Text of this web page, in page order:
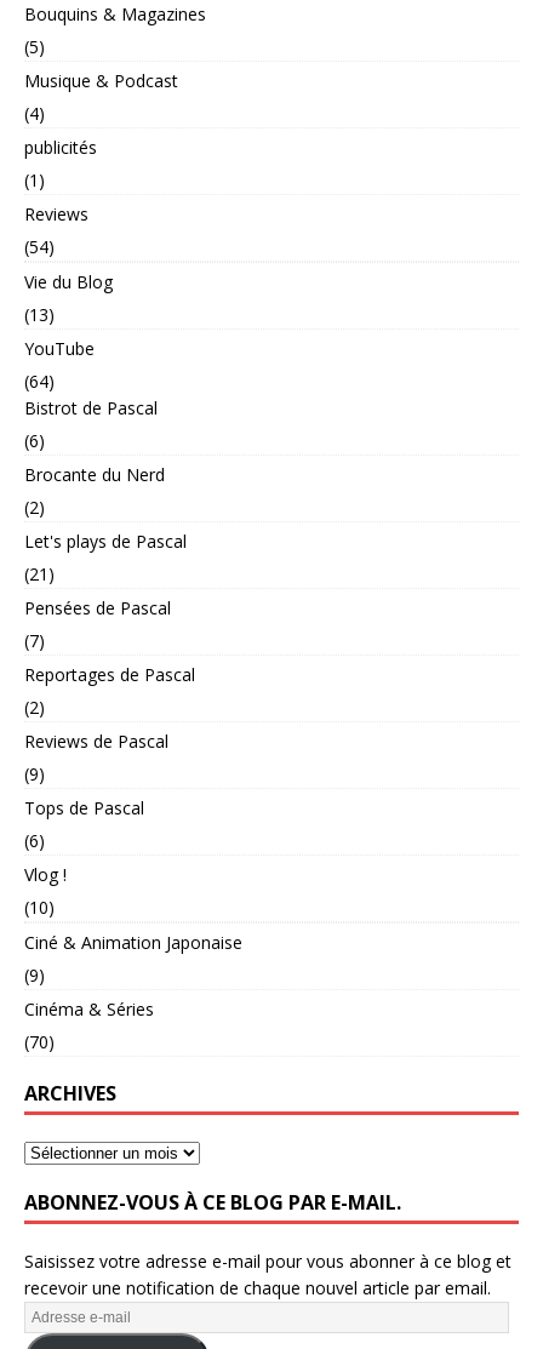
Bouquins & Magazines
(5)
Musique & Podcast
(4)
publicités
(1)
Reviews
(54)
Vie du Blog
(13)
YouTube
(64)
Bistrot de Pascal
(6)
Brocante du Nerd
(2)
Let's plays de Pascal
(21)
Pensées de Pascal
(7)
Reportages de Pascal
(2)
Reviews de Pascal
(9)
Tops de Pascal
(6)
Vlog !
(10)
Ciné & Animation Japonaise
(9)
Cinéma & Séries
(70)
ARCHIVES
ABONNEZ-VOUS À CE BLOG PAR E-MAIL.
Saisissez votre adresse e-mail pour vous abonner à ce blog et
recevoir une notification de chaque nouvel article par email.